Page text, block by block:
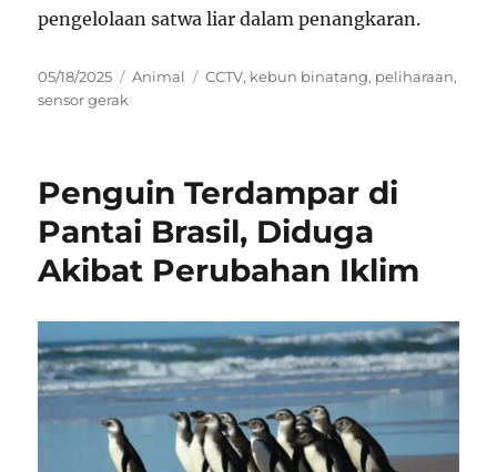
pengelolaan satwa liar dalam penangkaran.
Posted
on
05/18/2025 Categories
Animal Tags
CCTV, kebun binatang, peliharaan,
sensor gerak
Penguin Terdampar di
Pantai Brasil, Diduga
Akibat Perubahan Iklim